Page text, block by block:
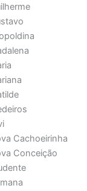
Cachoeirinha
Conceição